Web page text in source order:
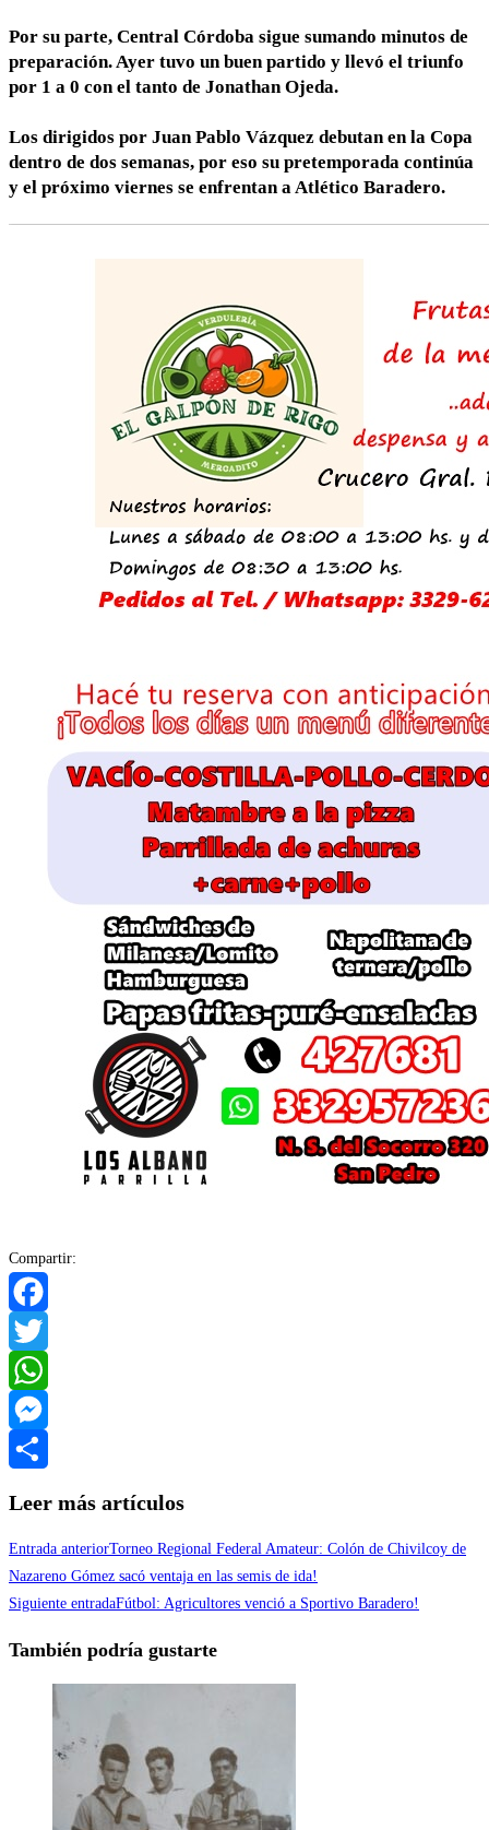
Por su parte, Central Córdoba sigue sumando minutos de
preparación. Ayer tuvo un buen partido y llevó el triunfo
por 1 a 0 con el tanto de Jonathan Ojeda.
Los dirigidos por Juan Pablo Vázquez debutan en la Copa
dentro de dos semanas, por eso su pretemporada continúa
y el próximo viernes se enfrentan a Atlético Baradero.
Compartir:
Facebook
Twitter
WhatsApp
Messenger
Leer más artículos
Entrada anteriorTorneo Regional Federal Amateur: Colón de Chivilcoy de
Nazareno Gómez sacó ventaja en las semis de ida!
Siguiente entradaFútbol: Agricultores venció a Sportivo Baradero!
También podría gustarte